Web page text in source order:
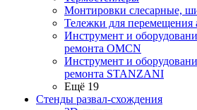
Монтировки слесарные,
Тележки для перемещения
Инструмент и
ремонта OMCN
Инструмент и
ремонта STANZANI
Ещё 19
Стенды развал-схождения